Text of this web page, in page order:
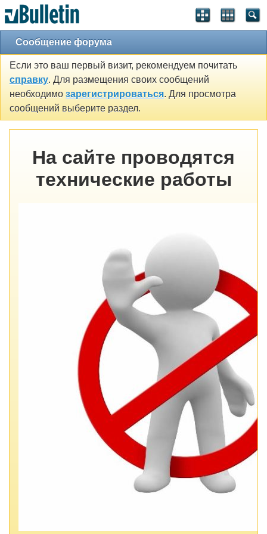
Сообщение форума
Если это ваш первый визит, рекомендуем почитать
справку. Для размещения своих сообщений
необходимо зарегистрироваться. Для просмотра
сообщений выберите раздел.
На сайте проводятся
технические работы